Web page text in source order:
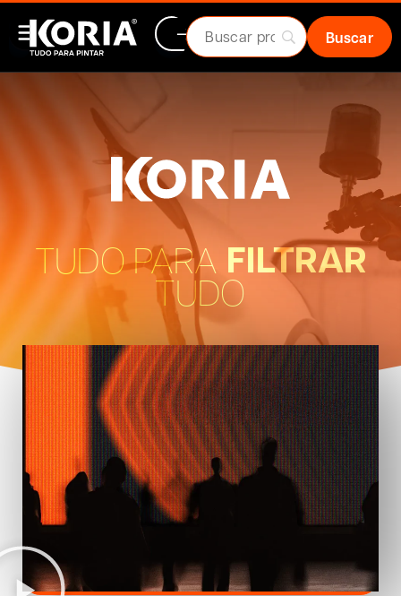
TUDO PARA FILTRAR
TUDO